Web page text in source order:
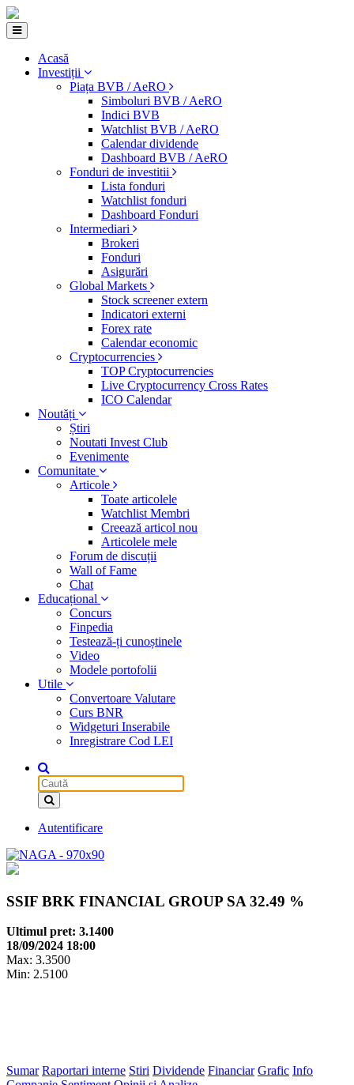
Acasă
Investiții
Piața BVB / AeRO
Simboluri BVB / AeRO
Indici BVB
Watchlist BVB / AeRO
Calendar dividende
Dashboard BVB / AeRO
Fonduri de investitii
Lista fonduri
Watchlist fonduri
Dashboard Fonduri
Intermediari
Brokeri
Fonduri
Asigurări
Global Markets
Stock screener extern
Indicatori externi
Forex rate
Calendar economic
Cryptocurrencies
TOP Cryptocurrencies
Live Cryptocurrency Cross Rates
ICO Calendar
Noutăți
Știri
Noutati Invest Club
Evenimente
Comunitate
Articole
Toate articolele
Watchlist Membri
Creează articol nou
Articolele mele
Forum de discuții
Wall of Fame
Chat
Educațional
Concurs
Finpedia
Testează-ți cunoștinele
Video
Modele portofolii
Utile
Convertoare Valutare
Curs BNR
Widgeturi Inserabile
Inregistrare Cod LEI
Autentificare
SSIF BRK FINANCIAL GROUP SA 32.49 %
Ultimul pret: 3.1400
18/09/2024 18:00
Max: 3.3500
Min: 2.5100
Sumar Raportari interne Stiri Dividende Financiar Grafic Info